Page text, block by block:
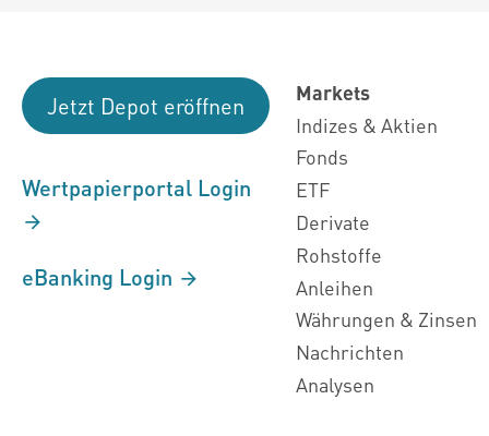
Jetzt Depot eröffnen
Wertpapierportal Login
eBanking Login
Markets
Indizes & Aktien
Fonds
ETF
Derivate
Rohstoffe
Anleihen
Währungen & Zinsen
Nachrichten
Analysen